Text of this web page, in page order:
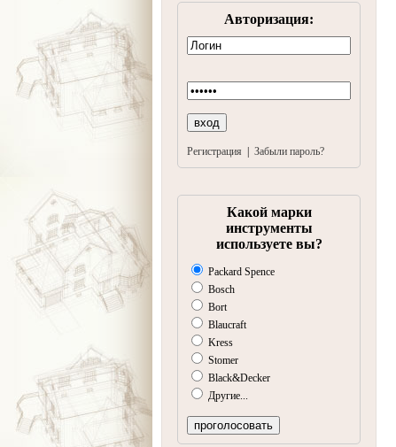
Авторизация:
Регистрация Забыли пароль?
Какой марки
инструменты
используете вы?
Packard Spence
Bosch
Bort
Blaucraft
Kress
Stomer
Black&Decker
Другие...